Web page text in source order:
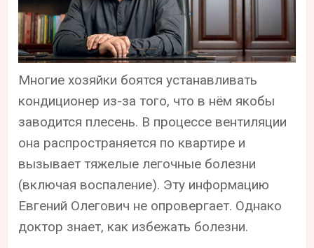
Многие хозяйки боятся устанавливать
кондиционер из-за того, что в нём якобы
заводится плесень. В процессе вентиляции
она распространяется по квартире и
вызывает тяжелые легочные болезни
(включая воспаление). Эту информацию
Евгений Олегович не опровергает. Однако
доктор знает, как избежать болезни.